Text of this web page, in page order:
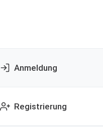
Anmeldung
Registrierung